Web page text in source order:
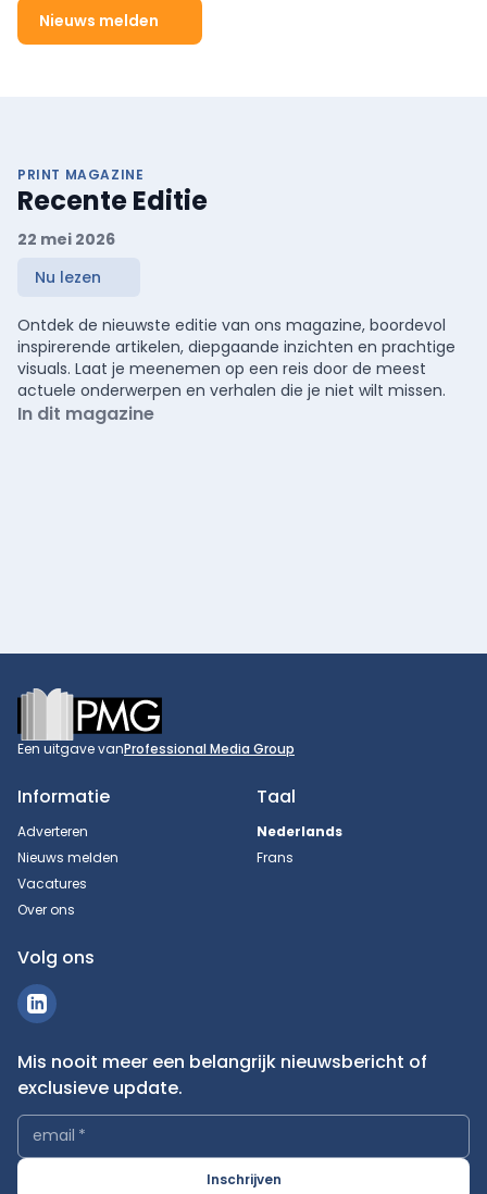
Nieuws melden
PRINT MAGAZINE
Recente Editie
22 mei 2026
Nu lezen
Ontdek de nieuwste editie van ons magazine, boordevol
inspirerende artikelen, diepgaande inzichten en prachtige
visuals. Laat je meenemen op een reis door de meest
actuele onderwerpen en verhalen die je niet wilt missen.
In dit magazine
Footer
Een uitgave vanProfessional Media Group
Informatie
Adverteren
Nieuws melden
Vacatures
Over ons
Taal
Nederlands
Frans
Volg ons
Mis nooit meer een belangrijk nieuwsbericht of
exclusieve update.
email *
Inschrijven